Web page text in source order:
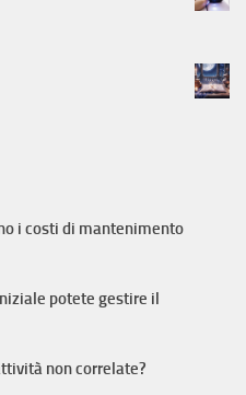
i costi di mantenimento
potete gestire il
non correlate?